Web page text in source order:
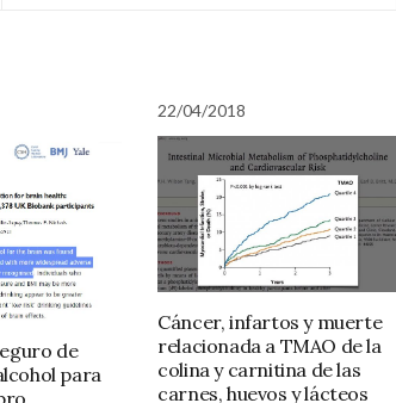
de
para
22/04/2018
Cáncer, infartos y muerte
relacionada a TMAO de la
colina y carnitina de las
carnes, huevos y lácteos